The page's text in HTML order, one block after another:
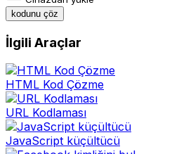
kodunu çöz
İlgili Araçlar
HTML Kod Çözme
URL Kodlaması
JavaScript küçültücü